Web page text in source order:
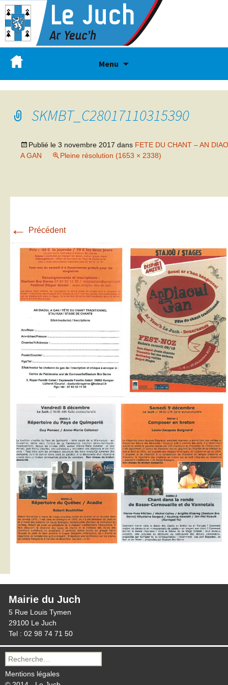
Menu
SKMBT_C28017110315390
Publié le 3 novembre 2017 dans FETE DU CHANT – AN
A GAN
Pleine résolution (1653 × 2338)
← Précédent
Mairie du Juch
5 Rue Louis Tymen
29100 Le Juch
Tel : 02 98 74 71 50
Recherche
pour :
Mentions légales